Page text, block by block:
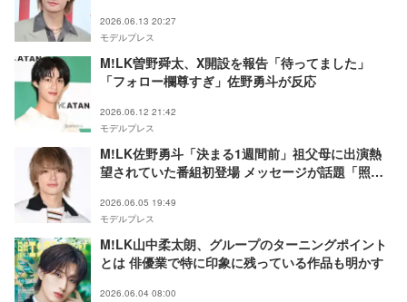
な」【MAJ2026】
2026.06.13 20:27
モデルプレス
M!LK曽野舜太、X開設を報告「待ってました」
「フォロー欄尊すぎ」佐野勇斗が反応
2026.06.12 21:42
モデルプレス
M!LK佐野勇斗「決まる1週間前」祖父母に出演熱
望されていた番組初登場 メッセージが話題「照れ
る」
2026.06.05 19:49
モデルプレス
M!LK山中柔太朗、グループのターニングポイント
とは 俳優業で特に印象に残っている作品も明かす
2026.06.04 08:00